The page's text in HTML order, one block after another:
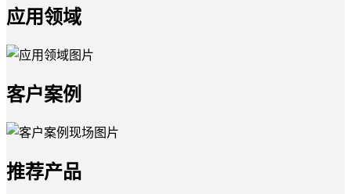
应用领域
客户案例
推荐产品